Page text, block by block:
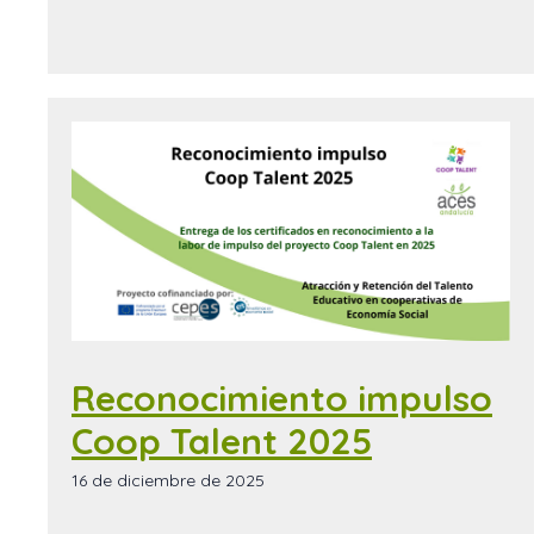
Reconocimiento impulso
Coop Talent 2025
16 de diciembre de 2025